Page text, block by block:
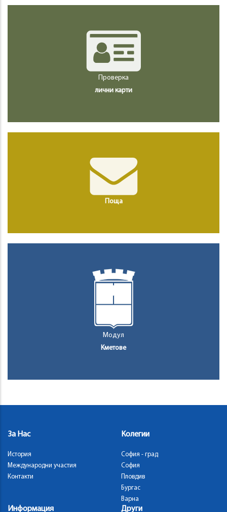
Проверка
лични карти
Поща
Модул
Кметове
За Нас
История
Международни участия
Контакти
Колегии
София - град
София
Пловдив
Бургас
Варна
Информация Други